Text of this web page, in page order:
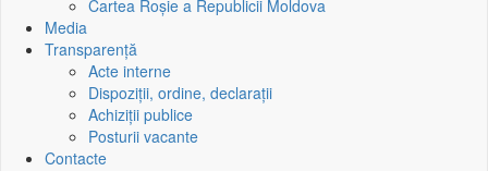
Cartea Roșie a Republicii Moldova
Media
Transparență
Acte interne
Dispoziții, ordine, declarații
Achiziții publice
Posturii vacante
Contacte